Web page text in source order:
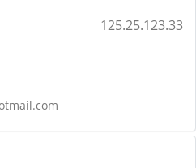
125.25.123.33